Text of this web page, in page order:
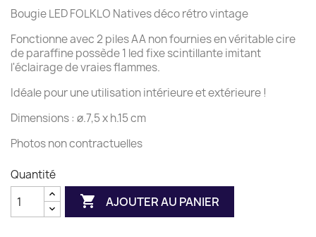
Bougie LED FOLKLO Natives déco rétro vintage
Fonctionne avec 2 piles AA non fournies en véritable cire
de paraffine possède 1 led fixe scintillante imitant
l'éclairage de vraies flammes.
Idéale pour une utilisation intérieure et extérieure !
Dimensions : ø.7,5 x h.15 cm
Photos non contractuelles
Quantité
 AJOUTER AU PANIER